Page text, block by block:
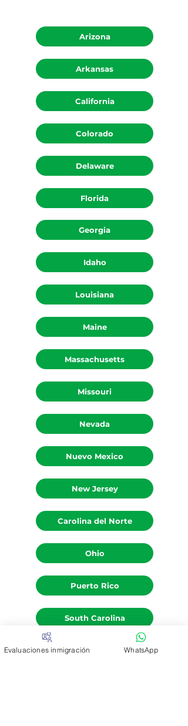
Arizona
Arkansas
California
Colorado
Delaware
Florida
Georgia
Idaho
Louisiana
Maine
Massachusetts
Missouri
Nevada
Nuevo Mexico
New Jersey
Carolina del Norte
Ohio
Puerto Rico
South Carolina
Texas
Evaluaciones inmigración WhatsApp